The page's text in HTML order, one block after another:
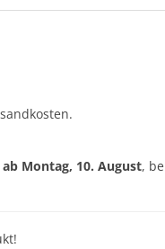
Montag, 10. August,